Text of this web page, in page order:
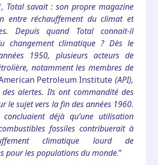
Total savait : son propre magazine
entre réchauffement du climat et
Depuis quand Total connait-il
changement climatique ? Dès le
1950, plusieurs acteurs de
notamment les membres de
Petroleum Institute (API),
alertes. Ils ont commandité des
le sujet vers la fin des années 1960.
concluaient déjà qu’une utilisation
fossiles contribuerait à
climatique lourd de
pour les populations du monde."